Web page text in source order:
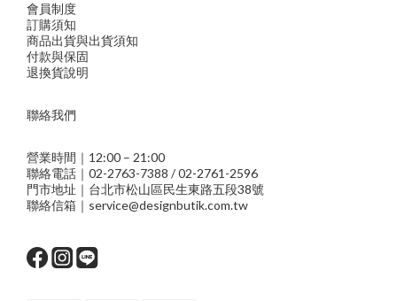
會員制度
訂購須知
商品出貨與出貨須知
付款與保固
退換貨說明
聯絡我們
營業時間｜12:00 – 21:00
聯絡電話｜02-2763-7388 / 02-2761-2596
門市地址｜台北市松山區民生東路五段38號
聯絡信箱｜service@designbutik.com.tw